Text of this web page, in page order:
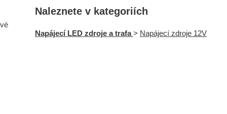
Naleznete v kategoriích
Napájecí LED zdroje a trafa> Napájecí zdroje 12V